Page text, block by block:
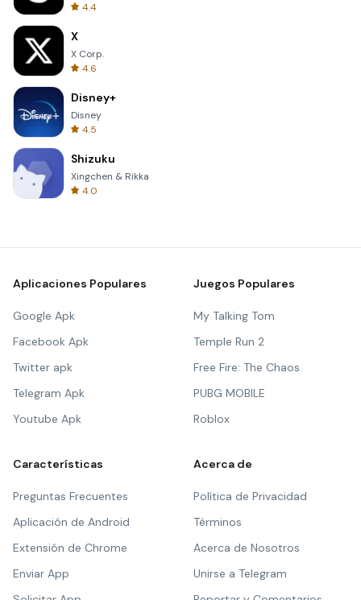
4.4
X
X Corp.
4.6
Disney+
Disney
4.5
Shizuku
Xingchen & Rikka
4.0
Aplicaciones Populares
Google Apk
Facebook Apk
Twitter apk
Telegram Apk
Youtube Apk
Juegos Populares
My Talking Tom
Temple Run 2
Free Fire: The Chaos
PUBG MOBILE
Roblox
Características
Preguntas Frecuentes
Aplicación de Android
Extensión de Chrome
Enviar App
Acerca de
Política de Privacidad
Términos
Acerca de Nosotros
Unirse a Telegram